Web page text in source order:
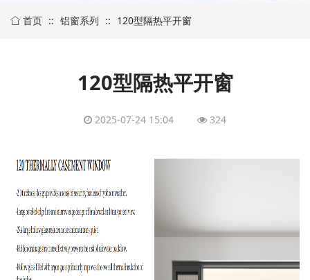
首页 :: 铝窗系列 :: 120型隔热平开窗
120型隔热平开窗
2025-07-24 15:04 324